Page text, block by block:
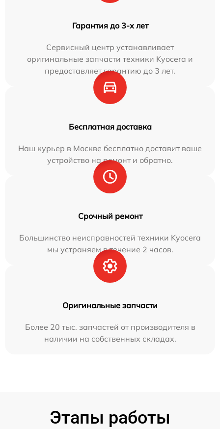
Гарантия до 3-х лет
Сервисный центр устанавливает
оригинальные запчасти техники Kyocera и
предоставляет гарантию до 3 лет.
Бесплатная доставка
Наш курьер в Москве бесплатно доставит ваше
устройство на ремонт и обратно.
Срочный ремонт
Большинство неисправностей техники Kyocera
мы устраняем в течение 2 часов.
Оригинальные запчасти
Более 20 тыс. запчастей от производителя в
наличии на собственных складах.
Этапы работы